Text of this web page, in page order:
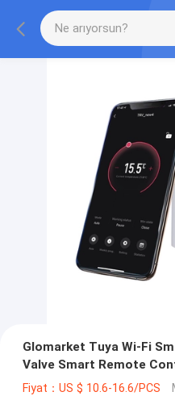
Glomarket Tuya Wi-Fi
Valve Smart Remote
Thermostatic
Fiyat：US $ 10.6-16.6/PCS